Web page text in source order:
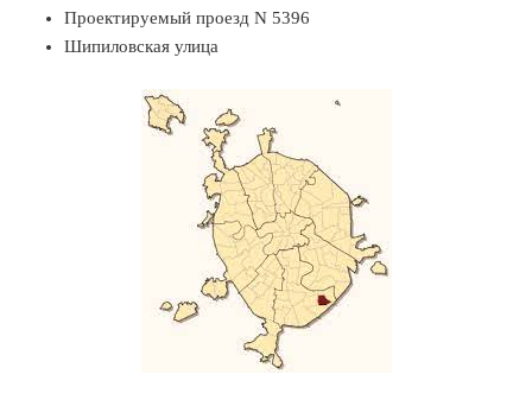
Проектируемый проезд N 5396
Шипиловская улица